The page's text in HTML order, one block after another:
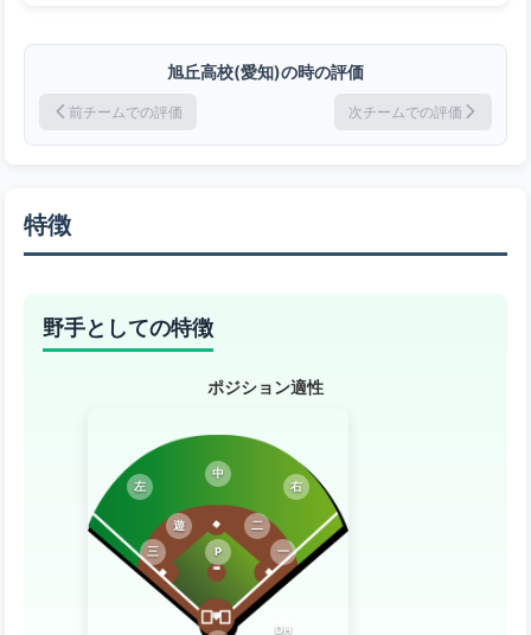
旭丘高校(愛知)の時の評価
前チームでの評価 次チームでの評価
特徴
野手としての特徴
ポジション適性
P 一
二
三
遊
左
中
右
DH